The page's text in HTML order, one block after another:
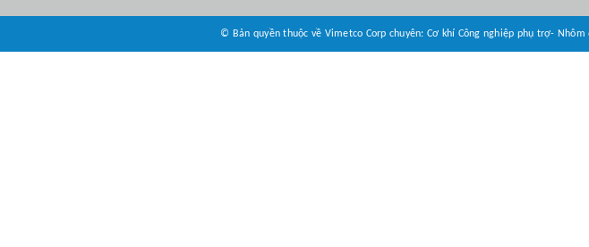
© Bản quyền thuộc về Vimetco Corp chuyên: Cơ khí Công nghiệp phụ trợ-